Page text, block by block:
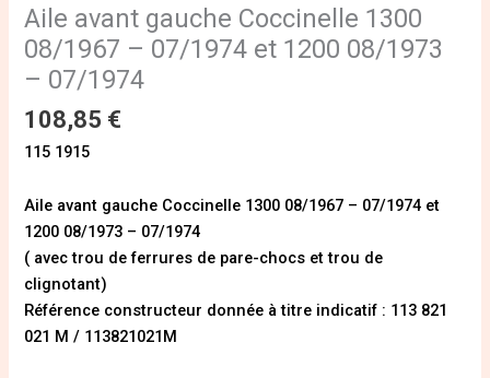
Aile avant gauche Coccinelle 1300
08/1967 – 07/1974 et 1200 08/1973
– 07/1974
108,85 €
115 1915
Aile avant gauche Coccinelle 1300 08/1967 – 07/1974 et
1200 08/1973 – 07/1974
( avec trou de ferrures de pare-chocs et trou de
clignotant)
Référence constructeur donnée à titre indicatif : 113 821
021 M / 113821021M